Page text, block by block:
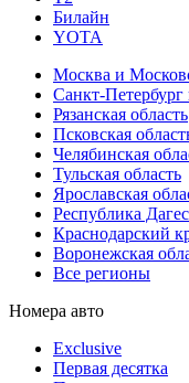
Билайн
YOTA
Москва и
Санкт-Петербург
Рязанская область
Псковская
Челябинская
Тульская область
Ярославская
Республика
Краснодарский
Воронежская
Все регионы
Номера авто
Exclusive
Первая десятка